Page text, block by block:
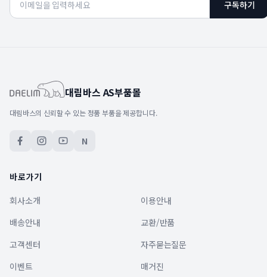
구독하기
대림바스 AS부품몰
대림바스의 신뢰할 수 있는 정품 부품을 제공합니다.
N
바로가기
회사소개
이용안내
배송안내
교환/반품
고객센터
자주묻는질문
이벤트
매거진